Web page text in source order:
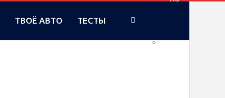
UA
ТВОЁ АВТО ТЕСТЫ